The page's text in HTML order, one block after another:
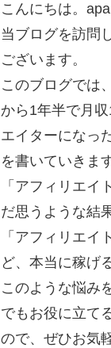
こんにちは。
当ブログを訪問
ございます。
このブログでは
から1年半で月
エイターになっ
を書いていきます
「アフィリエイ
だ思うような結
「アフィリエイ
ど、本当に稼げ
このような悩み
でもお役に立て
ので、ぜひお気